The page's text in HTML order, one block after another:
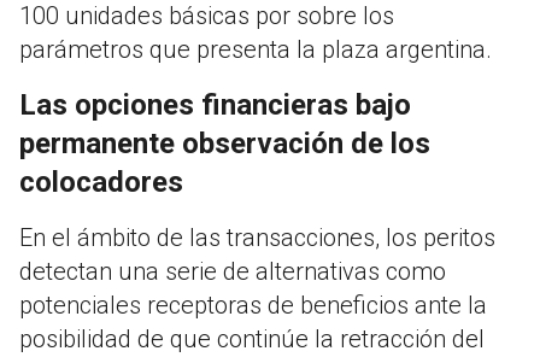
100 unidades básicas por sobre los
parámetros que presenta la plaza argentina.
Las opciones financieras bajo
permanente observación de los
colocadores
En el ámbito de las transacciones, los peritos
detectan una serie de alternativas como
potenciales receptoras de beneficios ante la
posibilidad de que continúe la retracción del